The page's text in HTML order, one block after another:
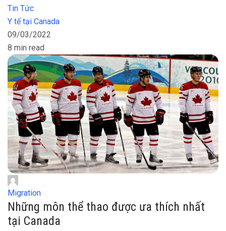
Tin Tức
Y tế tại Canada
09/03/2022
8 min read
Migration
Những môn thể thao được ưa thích nhất
tại Canada